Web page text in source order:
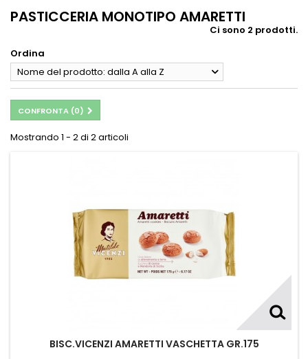
PASTICCERIA MONOTIPO AMARETTI
Ci sono 2 prodotti.
Ordina
Nome del prodotto: dalla A alla Z
CONFRONTA (0)
Mostrando 1 - 2 di 2 articoli
BISC.VICENZI AMARETTI VASCHETTA GR.175